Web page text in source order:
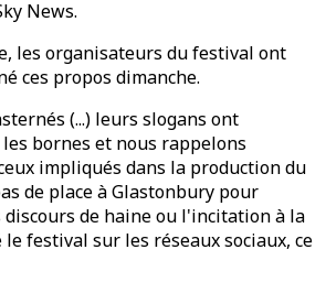
News.
les organisateurs du festival ont
ces propos dimanche.
(...) leurs slogans ont
bornes et nous rappelons
impliqués dans la production du
de place à Glastonbury pour
de haine ou l'incitation à la
festival sur les réseaux sociaux, ce